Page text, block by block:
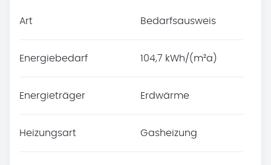
Art Bedarfsausweis
Energiebedarf 104,7 kWh/(m²a)
Energieträger Erdwärme
Heizungsart Gasheizung